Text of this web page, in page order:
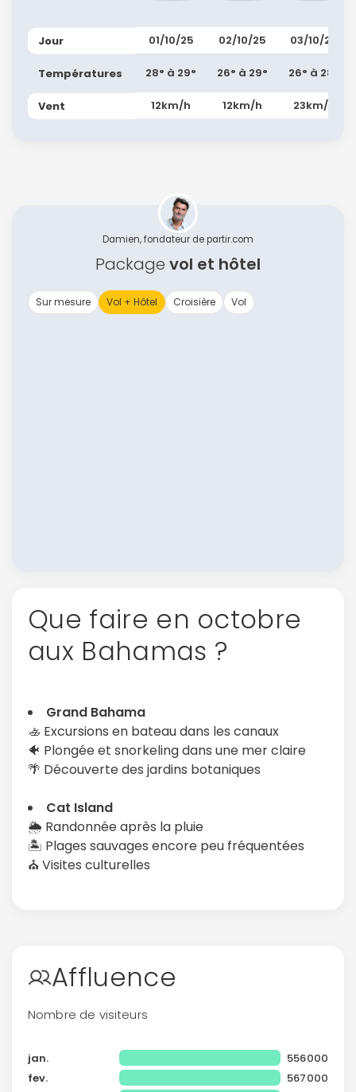
Jour
Températures
Vent
01/10/25
28° à 29°
12km/h
02/10/25
26° à 29°
12km/h
03/10/25
26° à 28°
23km/h
Damien, fondateur de partir.com
Package vol et hôtel
Sur mesure Vol + Hôtel Croisière Vol
Que faire en octobre
aux Bahamas ?
Grand Bahama
🚣 Excursions en bateau dans les canaux
🐠 Plongée et snorkeling dans une mer claire
🌴 Découverte des jardins botaniques
Cat Island
🌦️ Randonnée après la pluie
🏝️ Plages sauvages encore peu fréquentées
⛪ Visites culturelles
Affluence
Nombre de visiteurs
jan.
556000
fev.
567000